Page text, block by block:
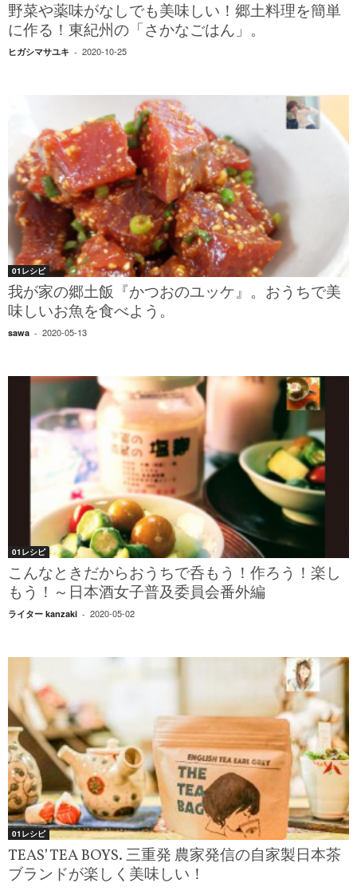
野菜や薬味がなしでも美味しい！郷土料理を簡単
に作る！東紀州の「さかなごはん」。
ヒガシマサユキ - 2020-10-25
01レシピ
我が家の郷土飯『かつおのユッケ』。おうちで美
味しいお魚を食べよう。
sawa - 2020-05-13
01レシピ
こんなときだからおうちで呑もう！作ろう！楽し
もう！～日本酒女子普及委員会番外編
ライター kanzaki - 2020-05-02
01レシピ
TEAS’TEA BOYS. 三重発 農家発信の自家製日本茶
ブランドが楽しく美味しい！